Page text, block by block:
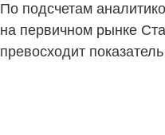
Обмен
Документы
По подсчетам
на первичном рынке
превосходит